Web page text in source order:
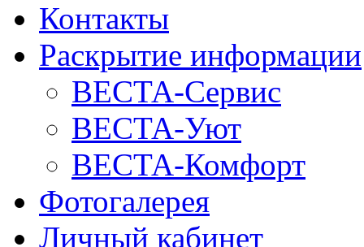
Контакты
Раскрытие информации
ВЕСТА-Сервис
ВЕСТА-Уют
ВЕСТА-Комфорт
Фотогалерея
Личный кабинет